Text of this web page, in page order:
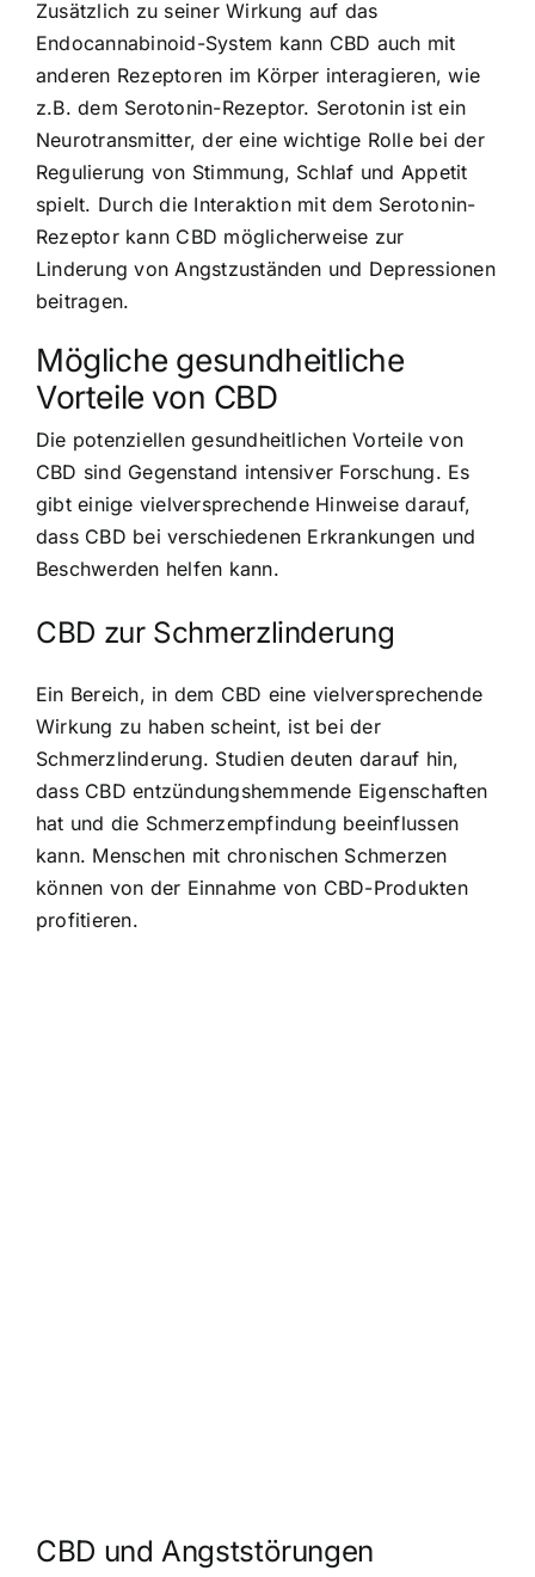
Zusätzlich zu seiner Wirkung auf das
Endocannabinoid-System kann CBD auch mit
anderen Rezeptoren im Körper interagieren, wie
z.B. dem Serotonin-Rezeptor. Serotonin ist ein
Neurotransmitter, der eine wichtige Rolle bei der
Regulierung von Stimmung, Schlaf und Appetit
spielt. Durch die Interaktion mit dem Serotonin-
Rezeptor kann CBD möglicherweise zur
Linderung von Angstzuständen und Depressionen
beitragen.
Mögliche gesundheitliche
Vorteile von CBD
Die potenziellen gesundheitlichen Vorteile von
CBD sind Gegenstand intensiver Forschung. Es
gibt einige vielversprechende Hinweise darauf,
dass CBD bei verschiedenen Erkrankungen und
Beschwerden helfen kann.
CBD zur Schmerzlinderung
Ein Bereich, in dem CBD eine vielversprechende
Wirkung zu haben scheint, ist bei der
Schmerzlinderung. Studien deuten darauf hin,
dass CBD entzündungshemmende Eigenschaften
hat und die Schmerzempfindung beeinflussen
kann. Menschen mit chronischen Schmerzen
können von der Einnahme von CBD-Produkten
profitieren.
CBD und Angststörungen